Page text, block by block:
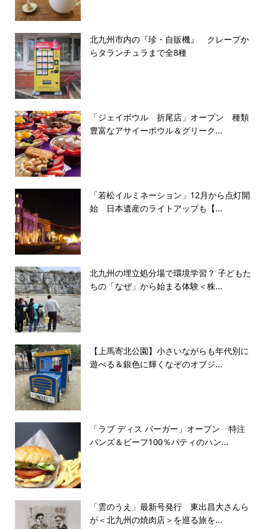
北九州市内の『珍・自販機』 クレープか
らタランチュラまで全8種
「ジェイボウル 折尾店」オープン 種類
豊富なアサイーボウル＆グリーク...
「若松イルミネーション」12月から点灯開
始 日本遺産のライトアップも【...
北九州の埋立処分場で環境学習？ 子どもた
ちの「なぜ」から始まる体験＜株...
【上馬寄北公園】小さいながらも年代別に
遊べる＆銀色に輝くなぞのオブジ...
「ラブ ディス バーガー」オープン 特注
バンズ＆ビーフ100％パティのハン...
「雲のうえ」最新号発行 東出昌大さんら
が＜北九州の焼肉店＞を巡る旅を...